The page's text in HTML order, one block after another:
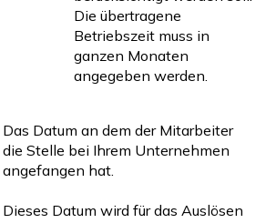
Die übertragene
Betriebszeit muss in
ganzen Monaten
angegeben werden.
Das Datum an dem der Mitarbeiter
die Stelle bei Ihrem Unternehmen
angefangen hat.
Dieses Datum wird für das Auslösen